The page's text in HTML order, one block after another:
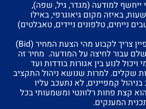
ייחשף למודעה (מגדר, גיל, שפה),
באיזה מקום גיאוגרפי, באילו
נייחים, טלפונים ניידים, טאבלטים)
כמו כן, מנהל הקמפיין צריך לקבוע מהי הצעת המחיר (Bid)
עבור לחיצה על המודעה. מחיר זה
לנוע בין אגורות בודדות ועד
שקלים. למרות שנושא ניהול התקציב
קמפיינים, לא נתעכב עליו
קצת פחות רלוונטי ומשמעותי בכל
המענקים.